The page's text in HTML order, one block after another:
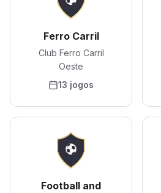
Ferro Carril
Club Ferro Carril
Oeste
13 jogos
Football and